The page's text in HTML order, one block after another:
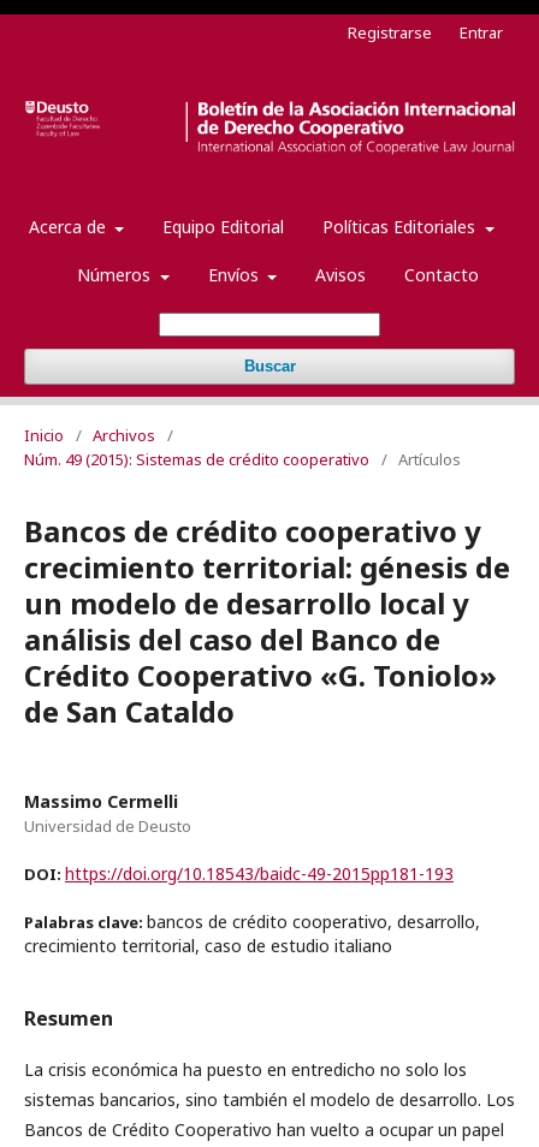
Acerca de Equipo Editorial Políticas Editoriales
Números Envíos Avisos Contacto
Buscar
Registrarse Entrar
Inicio / Archivos
/
Núm. 49 (2015): Sistemas de crédito cooperativo
/ Artículos
Bancos de crédito cooperativo y
crecimiento territorial: génesis de
un modelo de desarrollo local y
análisis del caso del Banco de
Crédito Cooperativo «G. Toniolo»
de San Cataldo
Massimo Cermelli
Universidad de Deusto
DOI: https://doi.org/10.18543/baidc-49-2015pp181-193
Palabras clave: bancos de crédito cooperativo, desarrollo,
crecimiento territorial, caso de estudio italiano
Resumen
La crisis económica ha puesto en entredicho no solo los
sistemas bancarios, sino también el modelo de desarrollo. Los
Bancos de Crédito Cooperativo han vuelto a ocupar un papel